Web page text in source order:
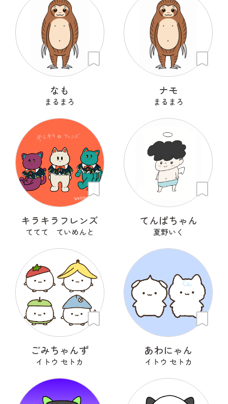
なも
まるまろ
ナモ
まるまろ
キラキラフレンズ
ててて ていめんと
てんぱちゃん
夏野いく
ごみちゃんず
イトウ セトカ
あわにゃん
イトウ セトカ